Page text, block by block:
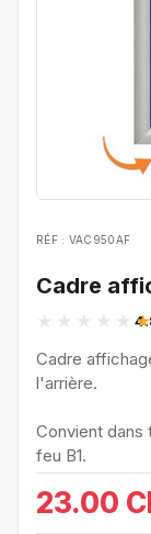
RÉF : VAC950AF
Cadre
Cadre
l'arrière.
Convient dans
feu B1.
23.00